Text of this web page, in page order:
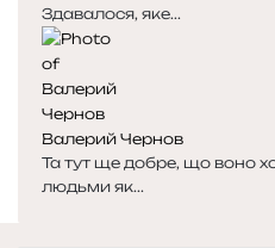
Здавалося, яке...
Валерий Чернов
Та тут ще добре, що воно
людьми як...